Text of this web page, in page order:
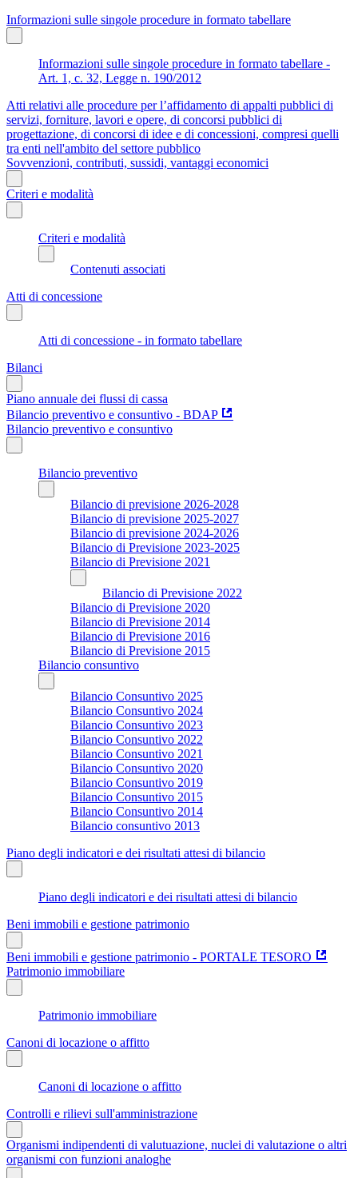
Informazioni sulle singole procedure in formato tabellare
Informazioni sulle singole procedure in formato tabellare -
Art. 1, c. 32, Legge n. 190/2012
Atti relativi alle procedure per l’affidamento di appalti pubblici di
servizi, forniture, lavori e opere, di concorsi pubblici di
progettazione, di concorsi di idee e di concessioni, compresi quelli
tra enti nell'ambito del settore pubblico
Sovvenzioni, contributi, sussidi, vantaggi economici
Criteri e modalità
Criteri e modalità
Contenuti associati
Atti di concessione
Atti di concessione - in formato tabellare
Bilanci
Piano annuale dei flussi di cassa
Bilancio preventivo e consuntivo - BDAP
Bilancio preventivo e consuntivo
Bilancio preventivo
Bilancio di previsione 2026-2028
Bilancio di previsione 2025-2027
Bilancio di previsione 2024-2026
Bilancio di Previsione 2023-2025
Bilancio di Previsione 2021
Bilancio di Previsione 2022
Bilancio di Previsione 2020
Bilancio di Previsione 2014
Bilancio di Previsione 2016
Bilancio di Previsione 2015
Bilancio consuntivo
Bilancio Consuntivo 2025
Bilancio Consuntivo 2024
Bilancio Consuntivo 2023
Bilancio Consuntivo 2022
Bilancio Consuntivo 2021
Bilancio Consuntivo 2020
Bilancio Consuntivo 2019
Bilancio Consuntivo 2015
Bilancio Consuntivo 2014
Bilancio consuntivo 2013
Piano degli indicatori e dei risultati attesi di bilancio
Piano degli indicatori e dei risultati attesi di bilancio
Beni immobili e gestione patrimonio
Beni immobili e gestione patrimonio - PORTALE TESORO
Patrimonio immobiliare
Patrimonio immobiliare
Canoni di locazione o affitto
Canoni di locazione o affitto
Controlli e rilievi sull'amministrazione
Organismi indipendenti di valutuazione, nuclei di valutazione o altri
organismi con funzioni analoghe